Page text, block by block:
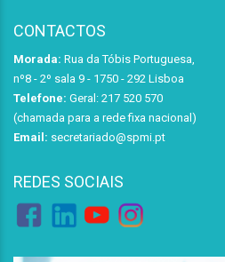
CONTACTOS
Morada: Rua da Tóbis Portuguesa,
nº8 - 2º sala 9 - 1750 - 292 Lisboa
Telefone: Geral: 217 520 570
(chamada para a rede fixa nacional)
Email: secretariado@spmi.pt
REDES SOCIAIS